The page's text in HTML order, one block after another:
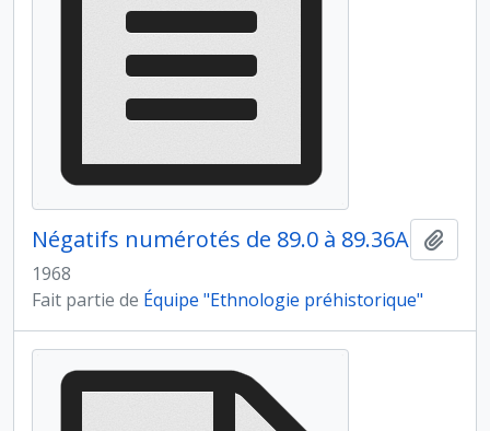
Négatifs numérotés de 89.0 à 89.36A
1968
Fait partie de Équipe "Ethnologie préhistorique"